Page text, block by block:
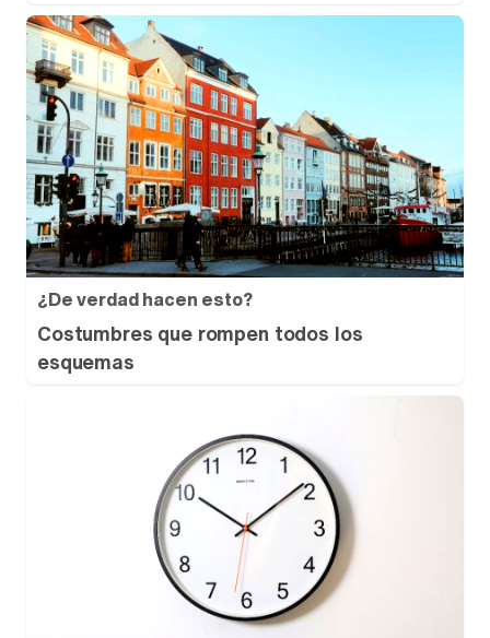
¿De verdad hacen esto?
Costumbres que rompen todos los
esquemas